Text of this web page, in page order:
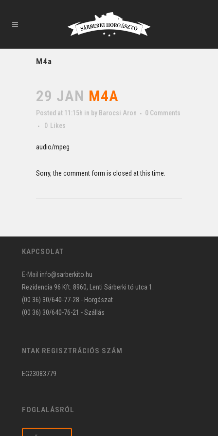
M4a
29 JAN M4A
Posted at 11:15h in by Barocsi Aron
0 Comments
0
Likes
audio/mpeg
Sorry, the comment form is closed at this time.
KAPCSOLAT
E-Mail info@sarberkito.hu
Rezidencia 96 Kft. 8960, Lenti Sárberki tó utca 1.
(00 36) 30/640-77-28 - Horgászat
(00 36) 30/640-76-21 - Szállás
NTAK REGISZTRÁCIÓS SZÁM
EG23083779
FOGLALÁSRÓL